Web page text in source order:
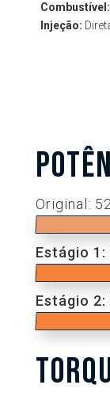
Combustível:
Injeção:
Original:
Estágio 1:
Estágio 2: